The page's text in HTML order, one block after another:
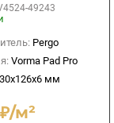
49243
Pergo
Vorma Pad Pro
мм
м²